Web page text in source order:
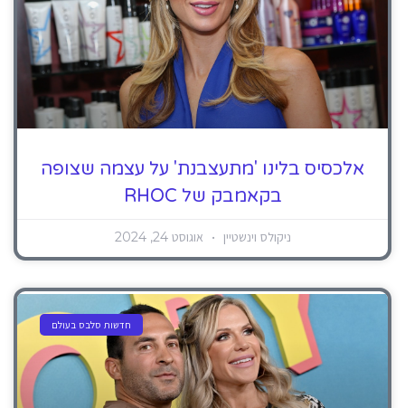
אלכסיס בלינו 'מתעצבנת' על עצמה שצופה
בקאמבק של RHOC
ניקולס וינשטיין אוגוסט 24, 2024
חדשות סלבס בעולם